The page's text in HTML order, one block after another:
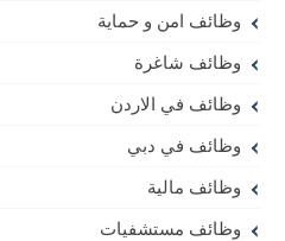
وظائف امن و حماية
وظائف شاغرة
وظائف في الاردن
وظائف في دبي
وظائف مالية
وظائف مستشفيات